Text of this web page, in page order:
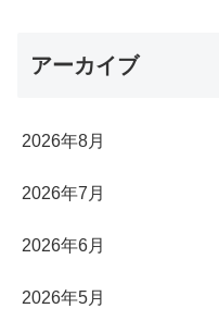
アーカイブ
2026年8月
2026年7月
2026年6月
2026年5月